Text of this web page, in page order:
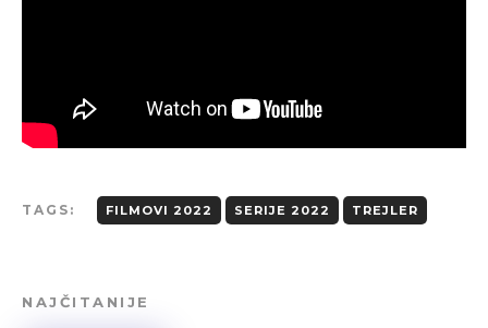
TAGS: FILMOVI 2022 SERIJE 2022 TREJLER
NAJČITANIJE